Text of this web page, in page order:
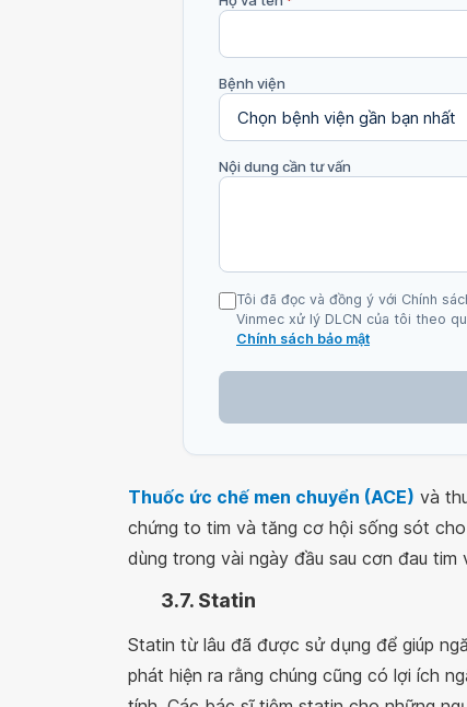
Bệnh viện
Nội dung cần tư vấn
Tôi đã đọc và đồng ý với Chính
Vinmec xử lý DLCN của tôi theo
Chính sách bảo mật
Thuốc ức chế men chuyển (ACE) và
chứng to tim và tăng cơ hội sống sót
dùng trong vài ngày đầu sau cơn đau
3.7. Statin
Statin từ lâu đã được sử dụng để giúp
phát hiện ra rằng chúng cũng có lợi ích